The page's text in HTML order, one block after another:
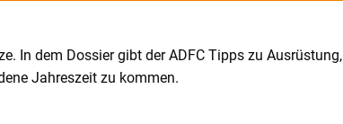
In dem Dossier gibt der ADFC Tipps zu Ausrüstung,
Jahreszeit zu kommen.